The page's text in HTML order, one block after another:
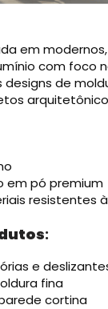
em
com foco
designs de
em pó premium
resistentes
:
e
fina
cortina